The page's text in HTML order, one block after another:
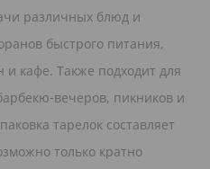
различных блюд и
быстрого питания,
кафе. Также подходит для
вечеров, пикников и
тарелок составляет
только кратно